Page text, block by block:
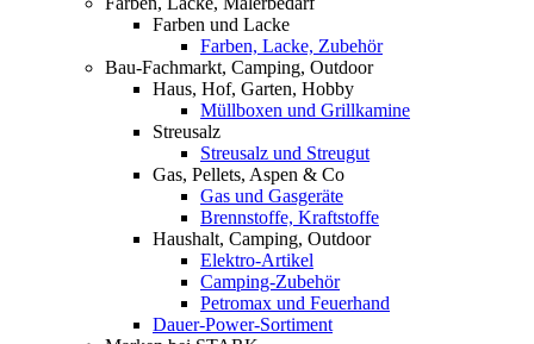
Farben und Lacke
Farben, Lacke, Zubehör
Bau-Fachmarkt, Camping, Outdoor
Haus, Hof, Garten, Hobby
Müllboxen und Grillkamine
Streusalz
Streusalz und Streugut
Gas, Pellets, Aspen & Co
Gas und Gasgeräte
Brennstoffe, Kraftstoffe
Haushalt, Camping, Outdoor
Elektro-Artikel
Camping-Zubehör
Petromax und Feuerhand
Dauer-Power-Sortiment